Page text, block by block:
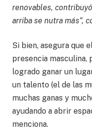
renovables,
arriba se nutra más”,
Si bien, asegura que
presencia masculina,
logrado ganar un
un talento (el de las
muchas ganas y
ayudando a abrir
menciona.